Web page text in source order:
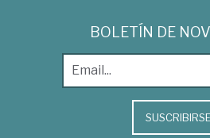
BOLETÍN DE
SUSCRIBIRSE